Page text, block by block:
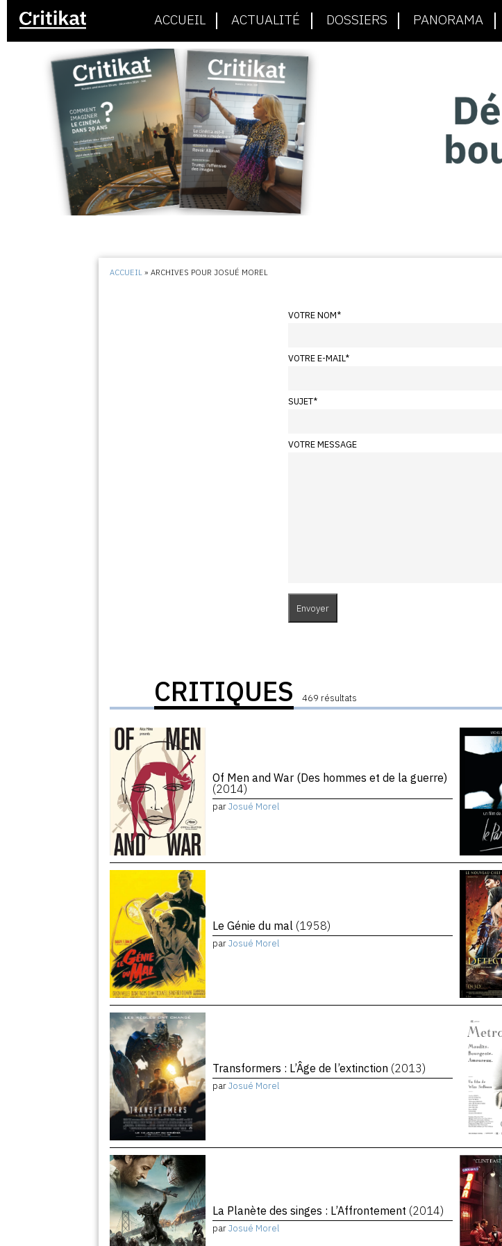
ACCUEIL ACTUALITÉ DOSSIERS PANORAMA
ACCUEIL »ARCHIVES POUR JOSUÉ MOREL
VOTRE NOM*
VOTRE E-MAIL*
SUJET*
VOTRE MESSAGE
CRITIQUES 469 résultats
Of Men and War (Des hommes et de la guerre)
(2014)
parJosué Morel
Le Génie du mal (1958)
parJosué Morel
Transformers : L’Âge de l’extinction (2013)
parJosué Morel
La Planète des singes : L’Affrontement (2014)
parJosué Morel